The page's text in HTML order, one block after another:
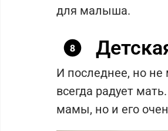
для малыша.
И последнее, но
всегда радует
мамы, но и его